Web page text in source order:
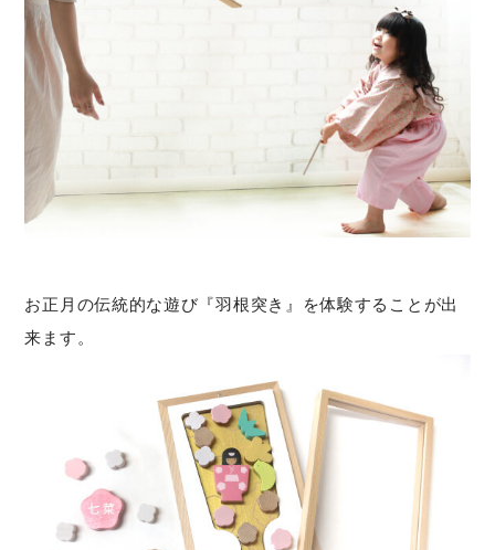
お正⽉の伝統的な遊び『⽻根突き』を体験することが出
来ます。